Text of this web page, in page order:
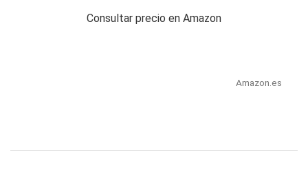
Consultar precio en Amazon
Amazon.es